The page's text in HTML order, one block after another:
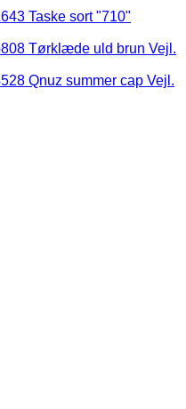
Taske sort "710"
Tørklæde uld brun Vejl.
Qnuz summer cap Vejl.